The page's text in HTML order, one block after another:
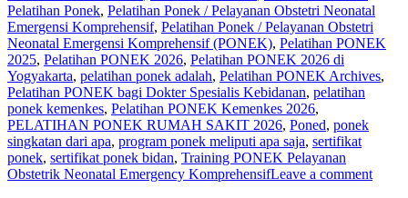
Pelatihan Ponek, Pelatihan Ponek / Pelayanan Obstetri Neonatal
Emergensi Komprehensif, Pelatihan Ponek / Pelayanan Obstetri
Neonatal Emergensi Komprehensif (PONEK), Pelatihan PONEK
2025, Pelatihan PONEK 2026, Pelatihan PONEK 2026 di
Yogyakarta, pelatihan ponek adalah, Pelatihan PONEK Archives,
Pelatihan PONEK bagi Dokter Spesialis Kebidanan, pelatihan
ponek kemenkes, Pelatihan PONEK Kemenkes 2026,
PELATIHAN PONEK RUMAH SAKIT 2026, Poned, ponek
singkatan dari apa, program ponek meliputi apa saja, sertifikat
ponek, sertifikat ponek bidan, Training PONEK Pelayanan
Obstetrik Neonatal Emergency KomprehensifLeave a comment